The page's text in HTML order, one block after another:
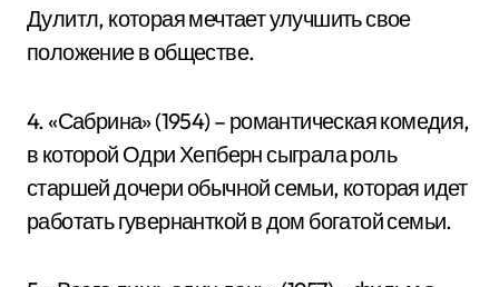
Дулитл, которая мечтает улучшить свое
положение в обществе.
4. «Сабрина» (1954) – романтическая комедия,
в которой Одри Хепберн сыграла роль
старшей дочери обычной семьи, которая идет
работать гувернанткой в дом богатой семьи.